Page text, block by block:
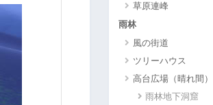
草原連峰
雨林
風の街道
ツリーハウス
高台広場（晴れ間）
雨林地下洞窟